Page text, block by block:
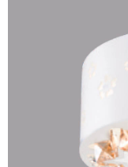
２．關於個人資料處理
https://aftee.tw/terms/
３．未成年的使用者請
「AFTEE先享後付」，
４．使用「AFTEE先享
時審查核予不同之上限
請求用戶進行身份認證。
５．嚴禁一人註冊多個
恩沛科技股份有限公司